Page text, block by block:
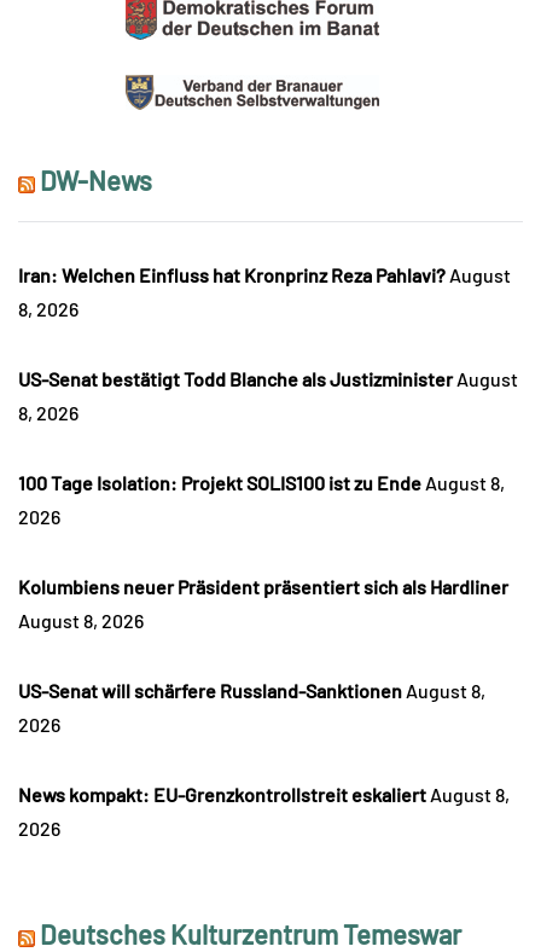
DW-News
Iran: Welchen Einfluss hat Kronprinz Reza Pahlavi? August
8, 2026
US-Senat bestätigt Todd Blanche als Justizminister August
8, 2026
100 Tage Isolation: Projekt SOLIS100 ist zu Ende August 8,
2026
Kolumbiens neuer Präsident präsentiert sich als Hardliner
August 8, 2026
US-Senat will schärfere Russland-Sanktionen August 8,
2026
News kompakt: EU-Grenzkontrollstreit eskaliert August 8,
2026
Deutsches Kulturzentrum Temeswar